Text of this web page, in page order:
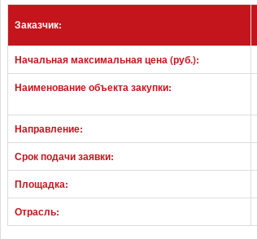
Заказчик:
Начальная максимальная цена (руб.):
Наименование объекта закупки:
Направление:
Срок подачи заявки:
Площадка:
Отрасль: